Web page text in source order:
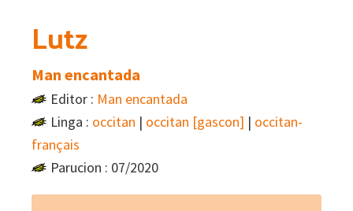
Lutz
Man encantada
Editor : Man encantada
Linga : occitan | occitan [gascon] | occitan-
français
Parucion : 07/2020